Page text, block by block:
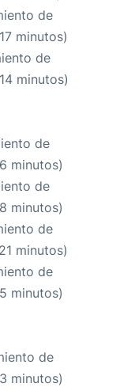
de
minutos)
de
minutos)
de
minutos)
de
minutos)
de
minutos)
de
minutos)
de
minutos)